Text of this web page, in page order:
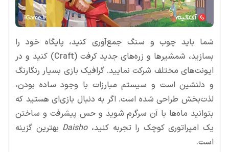
شما باید چوب و سنگ جمع‌آوری کنید، پایگاه خود را
بسازید، شمشیرها و زره‌های جدید کرفت (Craft) کنید و در
ایونت‌های مختلف شرکت نمایید. گرافیک بازی بسیار رنگارنگ
و دلنشین است و سیستم مبارزات با وجود ساده بودن،
لذت‌بخش طراحی شده است. اگر به دنبال بازی‌ای هستید که
بتوانید ماه‌ها با آن سرگرم شوید و حس پیشرفت و ساختن
یک امپراتوری کوچک را تجربه کنید،Daisho بهترین گزینه
است.